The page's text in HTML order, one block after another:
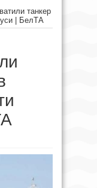
танкер
| БелТА